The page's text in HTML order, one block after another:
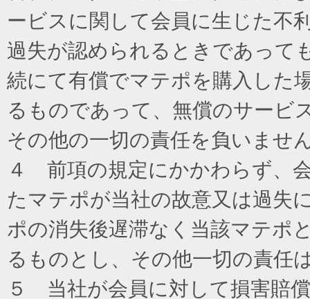
ービスに関して会員に生じた不
過失が認められるときであって
続にて有償でマテポを購入した
るものであって、無償のサービ
その他の一切の責任を負いませ
４ 前項の規定にかかわらず、
たマテポが当社の故意又は過失
ポの消失後遅滞なく当該マテポ
るものとし、その他一切の責任
５ 当社が会員に対して損害賠